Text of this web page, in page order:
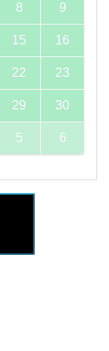
8 9
15 16
22 23
29 30
5 6